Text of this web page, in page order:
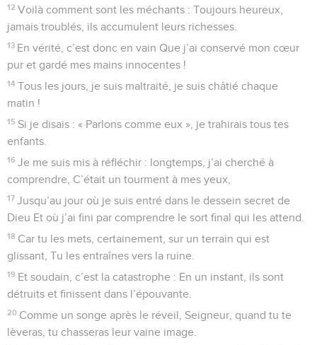
12 Voilà comment sont les méchants : Toujours heureux,
jamais troublés, ils accumulent leurs richesses.
13 En vérité, c’est donc en vain Que j’ai conservé mon cœur
pur et gardé mes mains innocentes !
14 Tous les jours, je suis maltraité, je suis châtié chaque
matin !
15 Si je disais : « Parlons comme eux », je trahirais tous tes
enfants.
16 Je me suis mis à réfléchir : longtemps, j’ai cherché à
comprendre, C’était un tourment à mes yeux,
17 Jusqu’au jour où je suis entré dans le dessein secret de
Dieu Et où j’ai fini par comprendre le sort final qui les attend.
18 Car tu les mets, certainement, sur un terrain qui est
glissant, Tu les entraînes vers la ruine.
19 Et soudain, c’est la catastrophe : En un instant, ils sont
détruits et finissent dans l’épouvante.
20 Comme un songe après le réveil, Seigneur, quand tu te
lèveras, tu chasseras leur vaine image.